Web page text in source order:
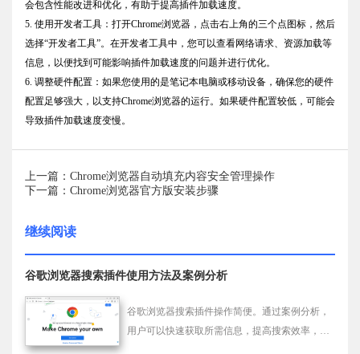
会包含性能改进和优化，有助于提高插件加载速度。
5. 使用开发者工具：打开Chrome浏览器，点击右上角的三个点图标，然后
选择“开发者工具”。在开发者工具中，您可以查看网络请求、资源加载等
信息，以便找到可能影响插件加载速度的问题并进行优化。
6. 调整硬件配置：如果您使用的是笔记本电脑或移动设备，确保您的硬件
配置足够强大，以支持Chrome浏览器的运行。如果硬件配置较低，可能会
导致插件加载速度变慢。
上一篇：Chrome浏览器自动填充内容安全管理操作
下一篇：Chrome浏览器官方版安装步骤
继续阅读
谷歌浏览器搜索插件使用方法及案例分析
谷歌浏览器搜索插件操作简便。通过案例分析，
用户可以快速获取所需信息，提高搜索效率，同